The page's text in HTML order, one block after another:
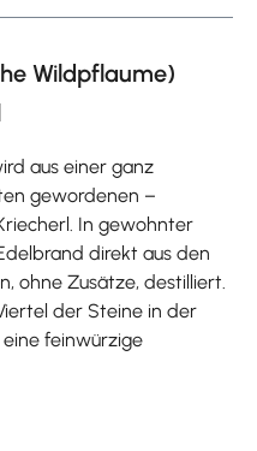
Wildpflaume)
aus einer ganz
gewordenen –
In gewohnter
direkt aus den
ohne Zusätze, destilliert.
der Steine in der
feinwürzige